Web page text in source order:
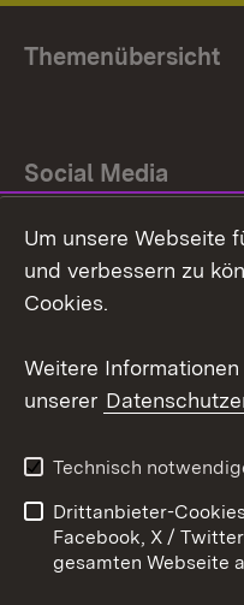
Themenübersicht
Social Media
Facebook
Barrierefreiheit
Cookies
Um unsere Webseite
und verbessern zu
Cookies.
Weitere
unserer
Technisch
Drittanbieter-
Facebook, X /
gesamten Webseite